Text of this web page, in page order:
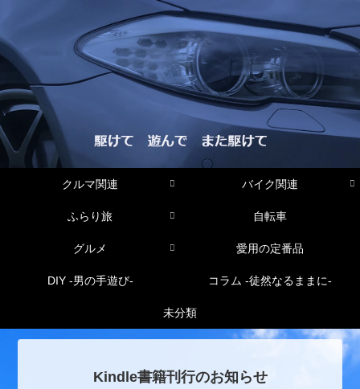
クルマ関連 バイク関連
ふらり旅 自転車
グルメ 愛用の定番品
DIY -男の手遊び- コラム -徒然なるままに-
未分類
Kindle書籍刊行のお知らせ